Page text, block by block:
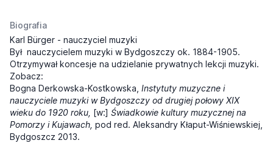
Biografia
Karl Bürger - nauczyciel muzyki
Był nauczycielem muzyki w Bydgoszczy ok. 1884-1905.
Otrzymywał koncesje na udzielanie prywatnych lekcji muzyki.
Zobacz:
Bogna Derkowska-Kostkowska, Instytuty muzyczne i
nauczyciele muzyki w Bydgoszczy od drugiej połowy XIX
wieku do 1920 roku, [w:] Świadkowie kultury muzycznej na
Pomorzy i Kujawach, pod red. Aleksandry Kłaput-Wiśniewskiej,
Bydgoszcz 2013.